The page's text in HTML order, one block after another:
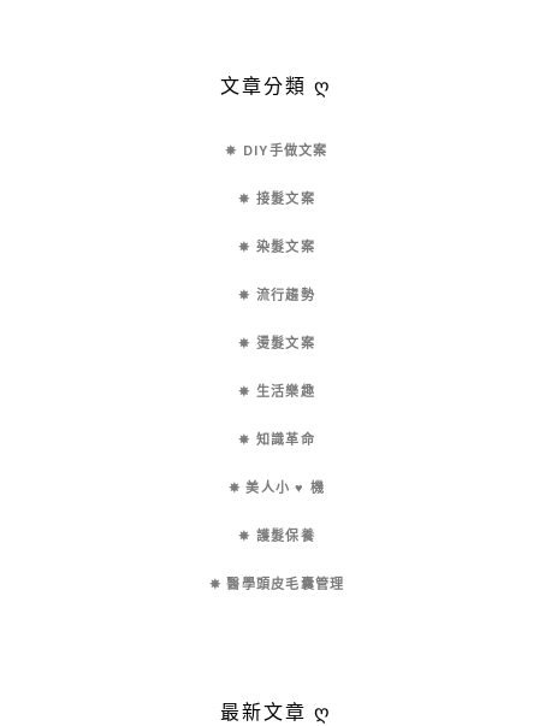
文章分類 ღ
✵ DIY手做文案
✵ 接髮文案
✵ 染髮文案
✵ 流行趨勢
✵ 燙髮文案
✵ 生活樂趣
✵ 知識革命
✵ 美人小 ♥ 機
✵ 護髮保養
✵ 醫學頭皮毛囊管理
最新文章 ღ